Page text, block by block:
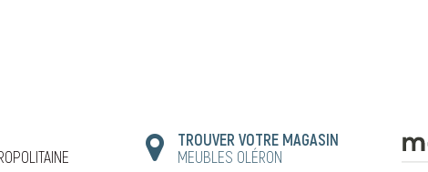
TROUVER VOTRE MAGASIN
MEUBLES OLÉRON